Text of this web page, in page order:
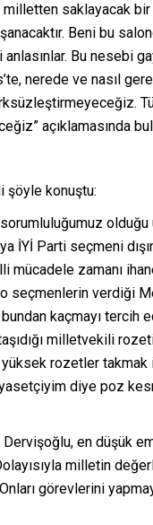
saklayacak bir
Beni bu
Bu nesebi
nerede ve nasıl
açıklamasında
şöyle konuştu:
olduğu
İYİ Parti seçmeni
mücadele zamanı
seçmenlerin verdiği
kaçmayı tercih
milletvekili
yüksek rozetler
diye poz
Dervişoğlu, en düşük
milletin
görevlerini